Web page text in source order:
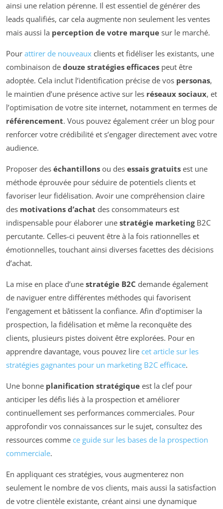
ainsi une relation pérenne. Il est essentiel de générer des
leads qualifiés, car cela augmente non seulement les ventes
mais aussi la perception de votre marque sur le marché.
Pour attirer de nouveaux clients et fidéliser les existants, une
combinaison de douze stratégies efficaces peut être
adoptée. Cela inclut l’identification précise de vos personas,
le maintien d’une présence active sur les réseaux sociaux, et
l’optimisation de votre site internet, notamment en termes de
référencement. Vous pouvez également créer un blog pour
renforcer votre crédibilité et s’engager directement avec votre
audience.
Proposer des échantillons ou des essais gratuits est une
méthode éprouvée pour séduire de potentiels clients et
favoriser leur fidélisation. Avoir une compréhension claire
des motivations d’achat des consommateurs est
indispensable pour élaborer une stratégie marketingB2C
percutante. Celles-ci peuvent être à la fois rationnelles et
émotionnelles, touchant ainsi diverses facettes des décisions
d’achat.
La mise en place d’une stratégie B2C demande également
de naviguer entre différentes méthodes qui favorisent
l’engagement et bâtissent la confiance. Afin d’optimiser la
prospection, la fidélisation et même la reconquête des
clients, plusieurs pistes doivent être explorées. Pour en
apprendre davantage, vous pouvez lire cet article sur les
stratégies gagnantes pour un marketing B2C efficace.
Une bonne planification stratégique est la clef pour
anticiper les défis liés à la prospection et améliorer
continuellement ses performances commerciales. Pour
approfondir vos connaissances sur le sujet, consultez des
ressources comme ce guide sur les bases de la prospection
commerciale.
En appliquant ces stratégies, vous augmenterez non
seulement le nombre de vos clients, mais aussi la satisfaction
de votre clientèle existante, créant ainsi une dynamique